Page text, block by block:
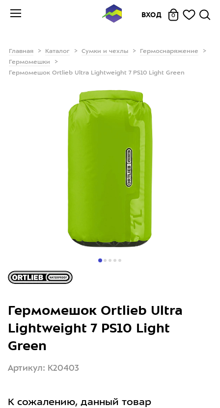
ВХОД 0
Главная Каталог Сумки и чехлы
Гермоснаряжение
Гермомешки
Гермомешок Ortlieb Ultra Lightweight 7 PS10 Light Green
Гермомешок Ortlieb Ultra
Lightweight 7 PS10 Light
Green
Артикул: K20403
К сожалению, данный товар